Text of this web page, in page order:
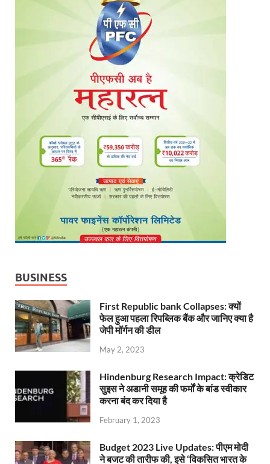
BUSINESS
First Republic bank Collapses: क्यों
फेल हुआ पहला रिपब्लिक बैंक और जानिए क्या है
जेपी मॉर्गन की डील
May 2, 2023
Hindenburg Research Impact: क्रेडिट
सुइस ने अडानी समूह की फर्मों के बांड स्वीकार
करना बंद कर दिया है
February 1, 2023
Budget 2023 Live Updates: पीएम मोदी
ने बजट की तारीफ की, इसे ‘विकसित भारत के